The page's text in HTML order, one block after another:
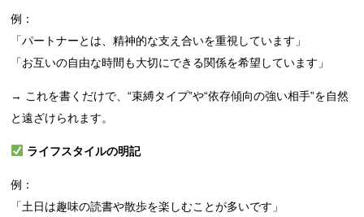
例：
「パートナーとは、精神的な支え合いを重視しています」
「お互いの自由な時間も大切にできる関係を希望しています」
→ これを書くだけで、“束縛タイプ”や“依存傾向の強い相手”を自然
と遠ざけられます。
ライフスタイルの明記
例：
「土日は趣味の読書や散歩を楽しむことが多いです」